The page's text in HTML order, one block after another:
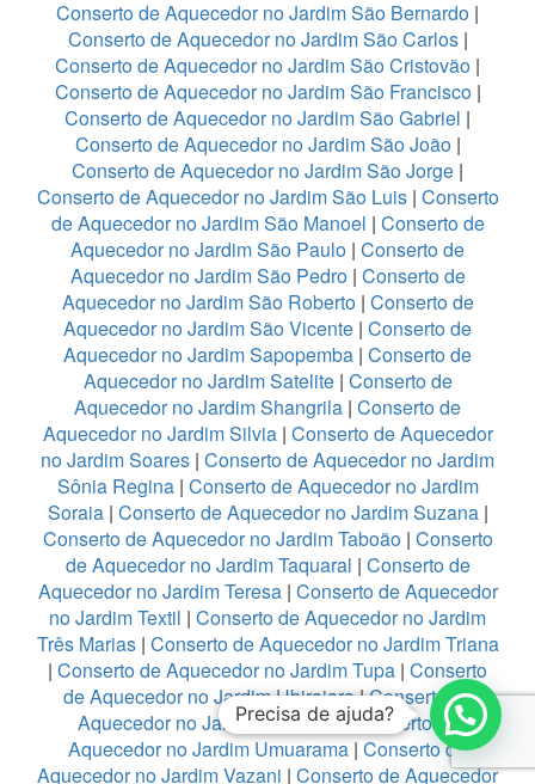
Conserto de Aquecedor no Jardim São Bernardo |
Conserto de Aquecedor no Jardim São Carlos|
Conserto de Aquecedor no Jardim São Cristovão |
Conserto de Aquecedor no Jardim São Francisco|
Conserto de Aquecedor no Jardim São Gabriel |
Conserto de Aquecedor no Jardim São João|
Conserto de Aquecedor no Jardim São Jorge |
Conserto de Aquecedor no Jardim São Luis| Conserto
de Aquecedor no Jardim São Manoel | Conserto de
Aquecedor no Jardim São Paulo | Conserto de
Aquecedor no Jardim São Pedro| Conserto de
Aquecedor no Jardim São Roberto| Conserto de
Aquecedor no Jardim São Vicente | Conserto de
Aquecedor no Jardim Sapopemba | Conserto de
Aquecedor no Jardim Satelite| Conserto de
Aquecedor no Jardim Shangrila | Conserto de
Aquecedor no Jardim Silvia| Conserto de Aquecedor
no Jardim Soares | Conserto de Aquecedor no Jardim
Sônia Regina| Conserto de Aquecedor no Jardim
Soraia| Conserto de Aquecedor no Jardim Suzana|
Conserto de Aquecedor no Jardim Taboão| Conserto
de Aquecedor no Jardim Taquaral | Conserto de
Aquecedor no Jardim Teresa| Conserto de Aquecedor
no Jardim Textil | Conserto de Aquecedor no Jardim
Três Marias| Conserto de Aquecedor no Jardim Triana
| Conserto de Aquecedor no Jardim Tupa | Conserto
de Aquecedor no Jardim Ubirajara|Conserto de
Aquecedor no Jardim Umarizal|Conserto de
Aquecedor no Jardim Umuarama | Conserto de
Aquecedor no Jardim Vazani | Conserto de Aquecedor
Precisa de ajuda?